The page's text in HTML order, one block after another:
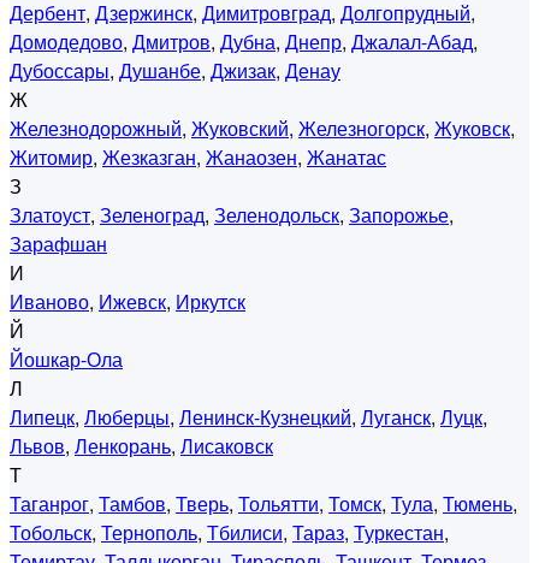
Дербент, Дзержинск, Димитровград, Долгопрудный,
Домодедово, Дмитров, Дубна, Днепр, Джалал-Абад,
Дубоссары, Душанбе, Джизак, Денау
Ж
Железнодорожный, Жуковский, Железногорск, Жуковск,
Житомир, Жезказган, Жанаозен, Жанатас
З
Златоуст, Зеленоград, Зеленодольск, Запорожье,
Зарафшан
И
Иваново, Ижевск, Иркутск
Й
Йошкар-Ола
Л
Липецк, Люберцы, Ленинск-Кузнецкий, Луганск, Луцк,
Львов, Ленкорань, Лисаковск
Т
Таганрог, Тамбов, Тверь, Тольятти, Томск, Тула, Тюмень,
Тобольск, Тернополь, Тбилиси, Тараз, Туркестан,